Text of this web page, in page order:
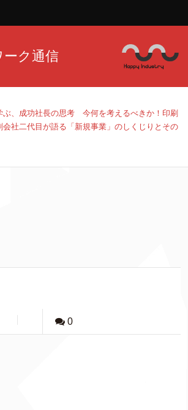
ク通信
ぶ、成功社長の思考 今何を考えるべきか！印刷
社二代目が語る「新規事業」のしくじりとその
0